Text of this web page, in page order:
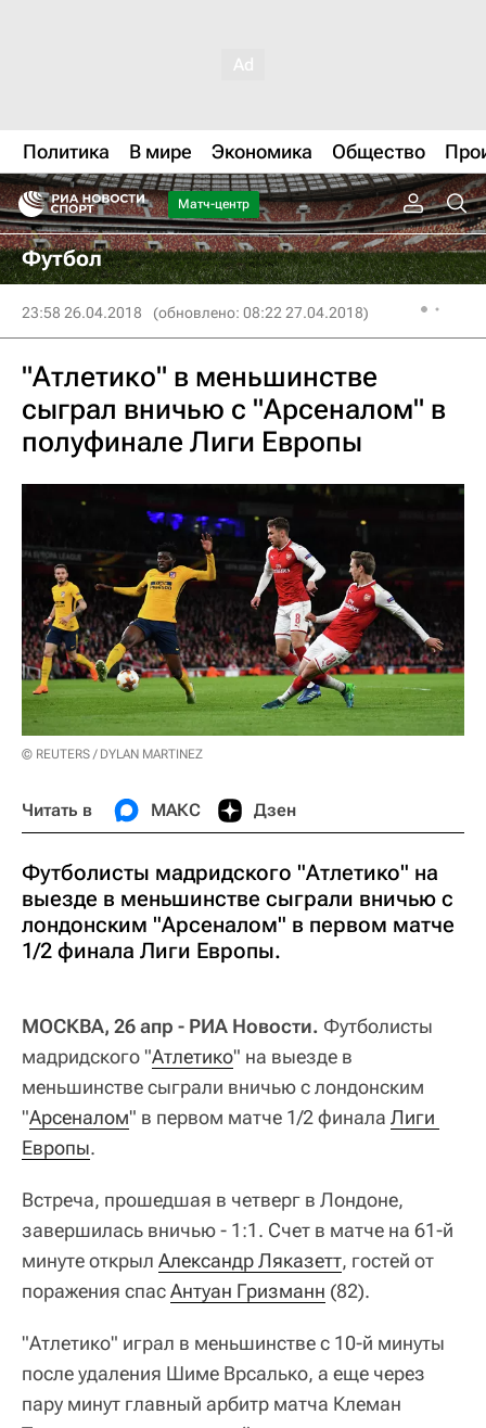
Политика В мире Экономика Общество
Матч-центр
Футбол
23:58 26.04.2018 (обновлено: 08:22 27.04.2018)
"Атлетико" в меньшинстве
сыграл вничью с "Арсеналом" в
полуфинале Лиги Европы
© REUTERS / DYLAN MARTINEZ
Читать в МАКС Дзен
Футболисты мадридского "Атлетико" на
выезде в меньшинстве сыграли вничью с
лондонским "Арсеналом" в первом матче
1/2 финала Лиги Европы.
МОСКВА, 26 апр - РИА Новости. Футболисты
мадридского "Атлетико" на выезде в
меньшинстве сыграли вничью с лондонским
"Арсеналом" в первом матче 1/2 финала Лиги
Европы.
Встреча, прошедшая в четверг в Лондоне,
завершилась вничью - 1:1. Счет в матче на 61-й
минуте открыл Александр Ляказетт, гостей от
поражения спасАнтуан Гризманн (82).
"Атлетико" играл в меньшинстве с 10-й минуты
после удаления Шиме Врсалько, а еще через
пару минут главный арбитр матча Клеман